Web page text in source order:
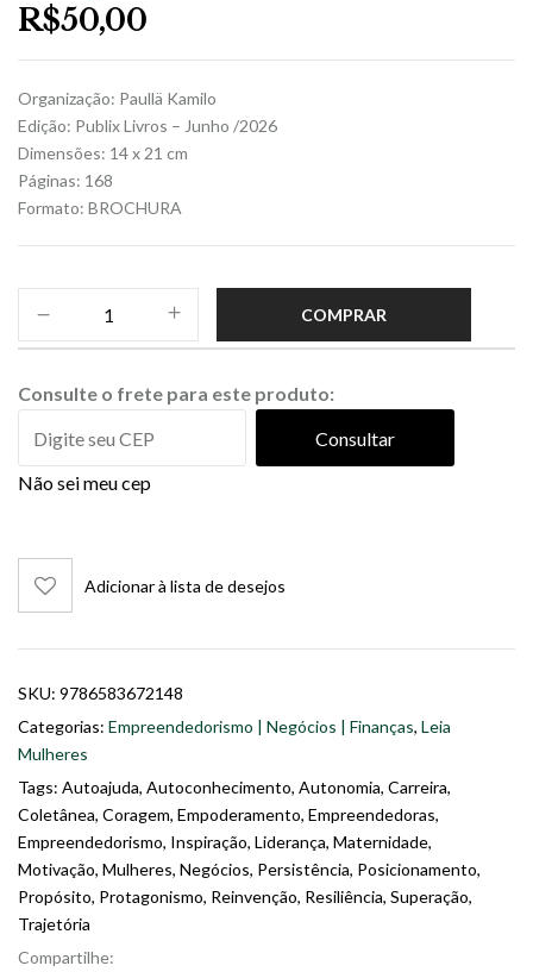
R$50,00
Organização: Paullä Kamilo
Edição: Publix Livros – Junho /2026
Dimensões: 14 x 21 cm
Páginas: 168
Formato: BROCHURA
COMPRAR
Consulte o frete para este produto:
Consultar
Não sei meu cep
Adicionar à lista de desejos
SKU: 9786583672148
Categorias: Empreendedorismo | Negócios | Finanças, Leia
Mulheres
Tags: Autoajuda, Autoconhecimento, Autonomia, Carreira,
Coletânea, Coragem, Empoderamento, Empreendedoras,
Empreendedorismo, Inspiração, Liderança, Maternidade,
Motivação, Mulheres, Negócios, Persistência, Posicionamento,
Propósito, Protagonismo, Reinvenção, Resiliência, Superação,
Trajetória
Compartilhe: